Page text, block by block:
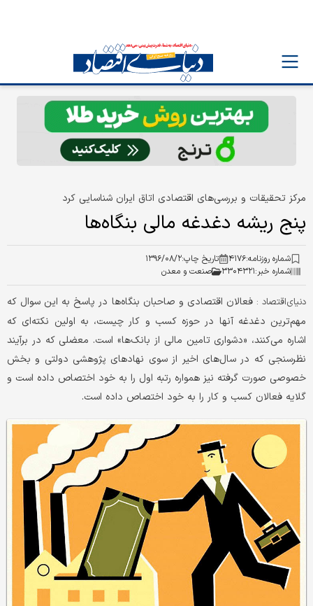
مرکز تحقیقات و بررسی‌های اقتصادی اتاق ایران شناسایی کرد
پنج ریشه دغدغه مالی بنگاه‌ها
شماره روزنامه:۴۱۷۶ تاریخ چاپ:۱۳۹۶/۰۸/۲
شماره خبر:۳۳۰۴۳۲۱ صنعت و معدن
دنیای‌اقتصاد :فعالان اقتصادی و صاحبان بنگاه‌ها در پاسخ به این سوال که
مهم‌ترین دغدغه آنها در حوزه کسب و کار چیست، به اولین نکته‌ای که
اشاره می‌کنند، «دشواری تامین مالی از بانک‌ها» است. معضلی که در برآیند
نظرسنجی که در سال‌های اخیر از سوی نهادهای پژوهشی دولتی و بخش
خصوصی صورت گرفته نیز همواره رتبه اول را به خود اختصاص داده است و
گلایه فعالان کسب و کار را به خود اختصاص داده است.